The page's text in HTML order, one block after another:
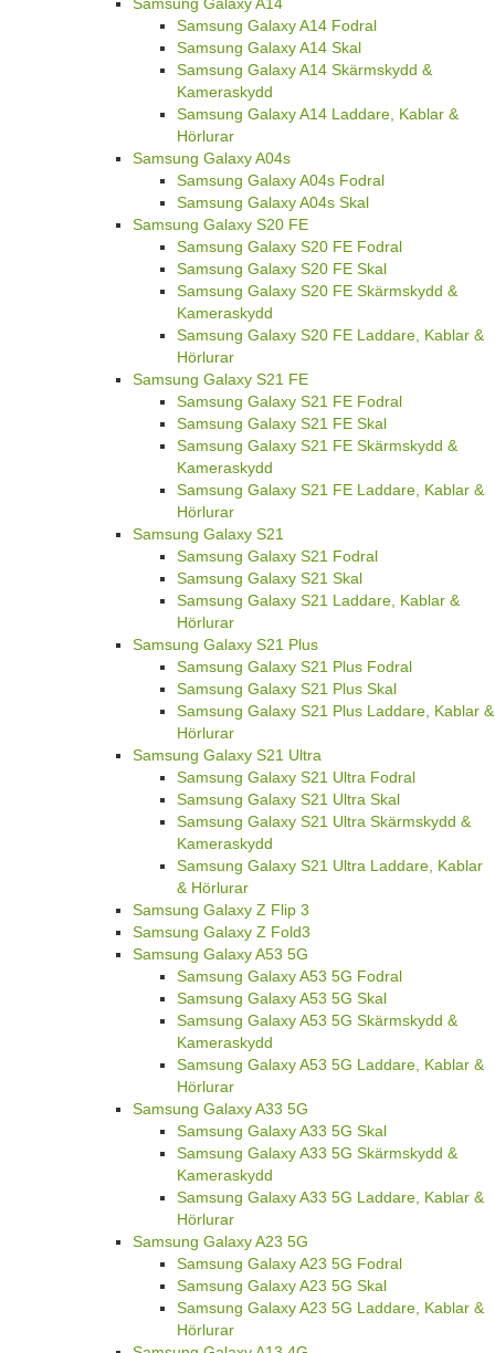
Samsung Galaxy A14
Samsung Galaxy A14 Fodral
Samsung Galaxy A14 Skal
Samsung Galaxy A14 Skärmskydd &
Kameraskydd
Samsung Galaxy A14 Laddare, Kablar &
Hörlurar
Samsung Galaxy A04s
Samsung Galaxy A04s Fodral
Samsung Galaxy A04s Skal
Samsung Galaxy S20 FE
Samsung Galaxy S20 FE Fodral
Samsung Galaxy S20 FE Skal
Samsung Galaxy S20 FE Skärmskydd &
Kameraskydd
Samsung Galaxy S20 FE Laddare, Kablar &
Hörlurar
Samsung Galaxy S21 FE
Samsung Galaxy S21 FE Fodral
Samsung Galaxy S21 FE Skal
Samsung Galaxy S21 FE Skärmskydd &
Kameraskydd
Samsung Galaxy S21 FE Laddare, Kablar &
Hörlurar
Samsung Galaxy S21
Samsung Galaxy S21 Fodral
Samsung Galaxy S21 Skal
Samsung Galaxy S21 Laddare, Kablar &
Hörlurar
Samsung Galaxy S21 Plus
Samsung Galaxy S21 Plus Fodral
Samsung Galaxy S21 Plus Skal
Samsung Galaxy S21 Plus Laddare, Kablar &
Hörlurar
Samsung Galaxy S21 Ultra
Samsung Galaxy S21 Ultra Fodral
Samsung Galaxy S21 Ultra Skal
Samsung Galaxy S21 Ultra Skärmskydd &
Kameraskydd
Samsung Galaxy S21 Ultra Laddare, Kablar
& Hörlurar
Samsung Galaxy Z Flip 3
Samsung Galaxy Z Fold3
Samsung Galaxy A53 5G
Samsung Galaxy A53 5G Fodral
Samsung Galaxy A53 5G Skal
Samsung Galaxy A53 5G Skärmskydd &
Kameraskydd
Samsung Galaxy A53 5G Laddare, Kablar &
Hörlurar
Samsung Galaxy A33 5G
Samsung Galaxy A33 5G Skal
Samsung Galaxy A33 5G Skärmskydd &
Kameraskydd
Samsung Galaxy A33 5G Laddare, Kablar &
Hörlurar
Samsung Galaxy A23 5G
Samsung Galaxy A23 5G Fodral
Samsung Galaxy A23 5G Skal
Samsung Galaxy A23 5G Laddare, Kablar &
Hörlurar